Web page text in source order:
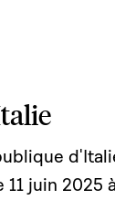
juin 2025